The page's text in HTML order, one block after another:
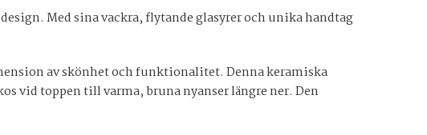
Med sina vackra, flytande glasyrer och unika handtag
av skönhet och funktionalitet. Denna keramiska
vid toppen till varma, bruna nyanser längre ner. Den